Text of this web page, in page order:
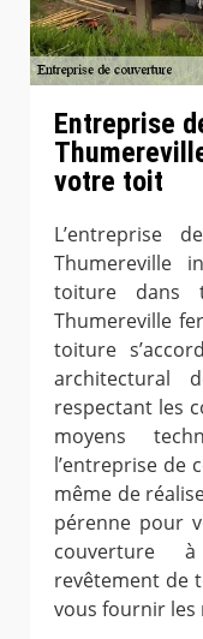
Entreprise
votre toit
L’entreprise
Thumereville
toiture dans
Thumereville
toiture
architectural
respectant les
moyens
l’entreprise de
même de
pérenne pour
couverture
revêtement de
vous fournir les